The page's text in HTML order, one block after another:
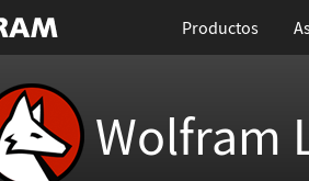
Productos
Wolfram